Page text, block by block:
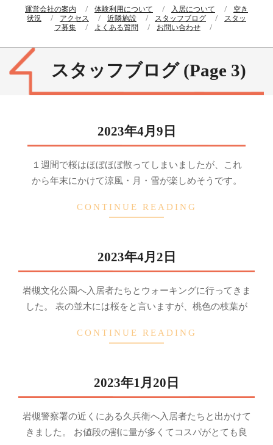
運営会社の案内 体験利用について 入居について
空き
状況
アクセス 近隣施設 スタッフブログ
スタッ
フ募集
よくある質問 お問い合わせ
スタッフブログ (Page 3)
2023年4月9日
04-
13
１週間で桜はほぼほぼ散ってしまいましたが、これ
から年末にかけて涼風・月・雪が楽しめそうです。
CONTINUE READING
2023年4月2日
04-
12
岩槻文化公園へ入居者たちとウォーキングに行ってきま
した。 表の並木には桜をと言いますが、桃色の枝葉が
CONTINUE READING
2023年1月20日
04-
11
岩槻警察署の近くにある久兵衛へ入居者たちと出かけて
きました。 お値段の割に量が多くてコスパがとても良